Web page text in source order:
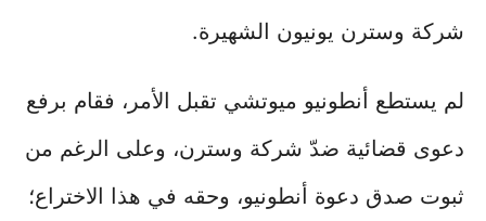
شركة وسترن يونيون الشهيرة.
لم يستطع أنطونيو ميوتشي تقبل الأمر، فقام برفع
دعوى قضائية ضدّ شركة وسترن، وعلى الرغم من
ثبوت صدق دعوة أنطونيو، وحقه في هذا الاختراع؛